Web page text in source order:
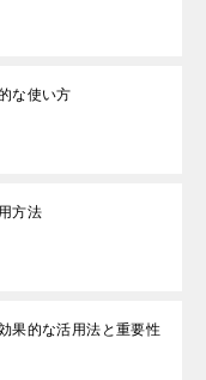
な使い方
方法
果的な活用法と重要性